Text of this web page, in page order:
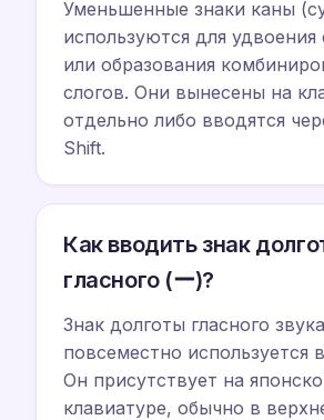
Уменьшенные знаки каны
используются для удвоения
или образования
слогов. Они вынесены на
отдельно либо вводятся
Shift.
Как вводить знак
гласного (ー)?
Знак долготы гласного
повсеместно используется
Он присутствует на
клавиатуре, обычно в